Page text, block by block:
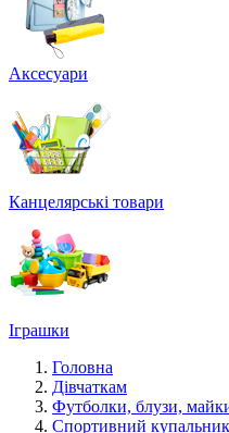
Аксесуари
Канцелярські товари
Іграшки
Головна
Дівчаткам
Футболки, блузи,
Спортивний